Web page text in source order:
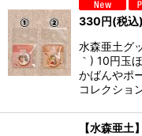
330円(税込)
水森亜土グ
｀) 10円玉
かばんやポ
コレクショ
【水森亜